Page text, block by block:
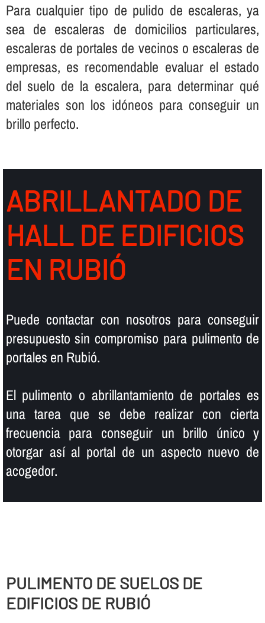
Para cualquier tipo de pulido de escaleras, ya
sea de escaleras de domicilios particulares,
escaleras de portales de vecinos o escaleras de
empresas, es recomendable evaluar el estado
del suelo de la escalera, para determinar qué
materiales son los idóneos para conseguir un
brillo perfecto.
ABRILLANTADO DE
HALL DE EDIFICIOS
EN RUBIÓ
Puede contactar con nosotros para conseguir
presupuesto sin compromiso para pulimento de
portales en Rubió.
El pulimento o abrillantamiento de portales es
una tarea que se debe realizar con cierta
frecuencia para conseguir un brillo único y
otorgar así­ al portal de un aspecto nuevo de
acogedor.
PULIMENTO DE SUELOS DE
EDIFICIOS DE RUBIÓ